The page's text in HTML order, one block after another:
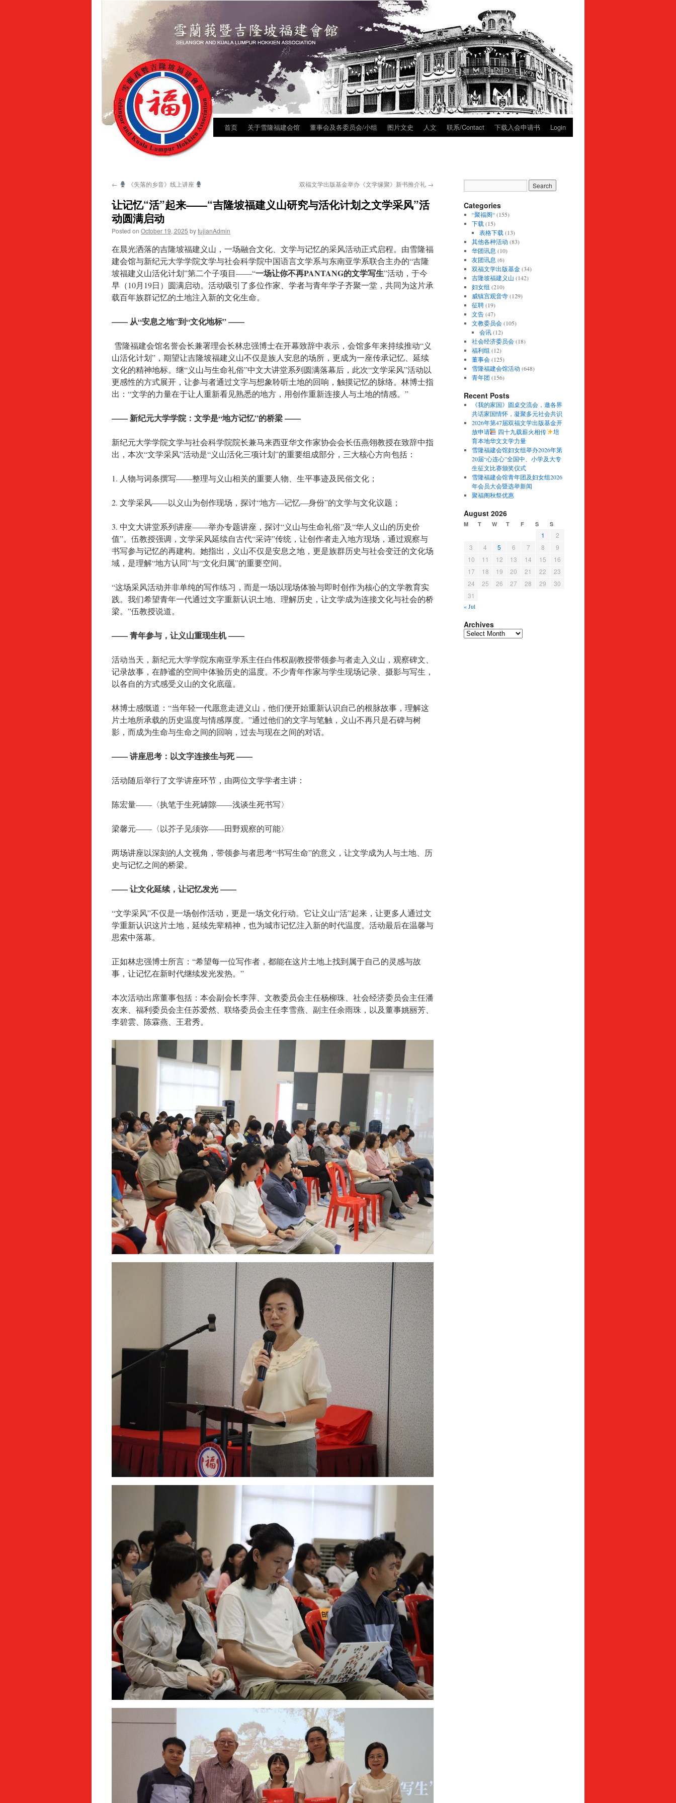
Skip首页 关于雪隆福建会馆 董事会及各委员会/小组 图片文史 人文 联系/Contact 下载入会申请书 Login
← 《失落的乡音》线上讲座 双福文学出版基金举办《文学缘聚》新书推介礼 →
让记忆“活”起来——“吉隆坡福建义山研究与活化计划之文学采风”活
动圆满启动
Posted on October 19, 2025 byfujianAdmin
在晨光洒落的吉隆坡福建义山，一场融合文化、文学与记忆的采风活动正式启程。由雪隆福
建会馆与新纪元大学学院文学与社会科学院中国语言文学系与东南亚学系联合主办的“吉隆
坡福建义山活化计划”第二个子项目——“一场让你不再PANTANG的文学写生”活动，于今
早（10月19日）圆满启动。活动吸引了多位作家、学者与青年学子齐聚一堂，共同为这片承
载百年族群记忆的土地注入新的文化生命。
—— 从“安息之地”到“文化地标” ——
雪隆福建会馆名誉会长兼署理会长林忠强博士在开幕致辞中表示，会馆多年来持续推动“义
山活化计划”，期望让吉隆坡福建义山不仅是族人安息的场所，更成为一座传承记忆、延续
文化的精神地标。继“义山与生命礼俗”中文大讲堂系列圆满落幕后，此次“文学采风”活动以
更感性的方式展开，让参与者通过文字与想象聆听土地的回响，触摸记忆的脉络。林博士指
出：“文学的力量在于让人重新看见熟悉的地方，用创作重新连接人与土地的情感。”
—— 新纪元大学学院：文学是“地方记忆”的桥梁 ——
新纪元大学学院文学与社会科学院院长兼马来西亚华文作家协会会长伍燕翎教授在致辞中指
出，本次“文学采风”活动是“义山活化三项计划”的重要组成部分，三大核心方向包括：
1. 人物与词条撰写——整理与义山相关的重要人物、生平事迹及民俗文化；
2. 文学采风——以义山为创作现场，探讨“地方—记忆—身份”的文学与文化议题；
3. 中文大讲堂系列讲座——举办专题讲座，探讨“义山与生命礼俗”及“华人义山的历史价
值”。伍教授强调，文学采风延续自古代“采诗”传统，让创作者走入地方现场，通过观察与
书写参与记忆的再建构。她指出，义山不仅是安息之地，更是族群历史与社会变迁的文化场
域，是理解“地方认同”与“文化归属”的重要空间。
“这场采风活动并非单纯的写作练习，而是一场以现场体验与即时创作为核心的文学教育实
践。我们希望青年一代通过文字重新认识土地、理解历史，让文学成为连接文化与社会的桥
梁。”伍教授说道。
—— 青年参与，让义山重现生机 ——
活动当天，新纪元大学学院东南亚学系主任白伟权副教授带领参与者走入义山，观察碑文、
记录故事，在静谧的空间中体验历史的温度。不少青年作家与学生现场记录、摄影与写生，
以各自的方式感受义山的文化底蕴。
林博士感慨道：“当年轻一代愿意走进义山，他们便开始重新认识自己的根脉故事，理解这
片土地所承载的历史温度与情感厚度。”通过他们的文字与笔触，义山不再只是石碑与树
影，而成为生命与生命之间的回响，过去与现在之间的对话。
—— 讲座思考：以文字连接生与死 ——
活动随后举行了文学讲座环节，由两位文学学者主讲：
陈宏量——〈执笔于生死罅隙——浅谈生死书写〉
梁馨元——〈以芥子见须弥——田野观察的可能〉
两场讲座以深刻的人文视角，带领参与者思考“书写生命”的意义，让文学成为人与土地、历
史与记忆之间的桥梁。
—— 让文化延续，让记忆发光 ——
“文学采风”不仅是一场创作活动，更是一场文化行动。它让义山“活”起来，让更多人通过文
学重新认识这片土地，延续先辈精神，也为城市记忆注入新的时代温度。活动最后在温馨与
思索中落幕。
正如林忠强博士所言：“希望每一位写作者，都能在这片土地上找到属于自己的灵感与故
事，让记忆在新时代继续发光发热。”
本次活动出席董事包括：本会副会长李萍、文教委员会主任杨柳珠、社会经济委员会主任潘
友来、福利委员会主任苏爱然、联络委员会主任李雪燕、副主任余雨珠，以及董事姚丽芳、
李碧雲、陈霖燕、王君秀。
Categories
“聚福阁“(155)
下载(15)
表格下载(13)
其他各种活动 (83)
华团讯息 (10)
友团讯息 (6)
双福文学出版基金(34)
吉隆坡福建义山 (142)
妇女组 (210)
威镇宫观音寺(129)
征聘(19)
文告(47)
文教委员会(105)
会讯(12)
社会经济委员会(18)
福利组 (12)
董事会(125)
雪隆福建会馆活动 (648)
青年团 (156)
Recent Posts
《我的家国》圆桌交流会，邀各界
共话家国情怀，凝聚多元社会共识
2026年第47届双福文学出版基金开
放申请
四十九载薪火相传
培
育本地华文文学力量
雪隆福建会馆妇女组举办2026年第
20届“心连心”全国中、小学及大专
生征文比赛颁奖仪式
雪隆福建会馆青年团及妇女组2026
年会员大会暨选举新闻
聚福阁秋祭优惠
August 2026
M T W T F S S
1
2
3
4 5 6 7 8
9
10
11 12 13 14 15
16
17
18 19 20 21 22
23
24
25 26 27 28 29
30
31
« Jul
Archives
Archives